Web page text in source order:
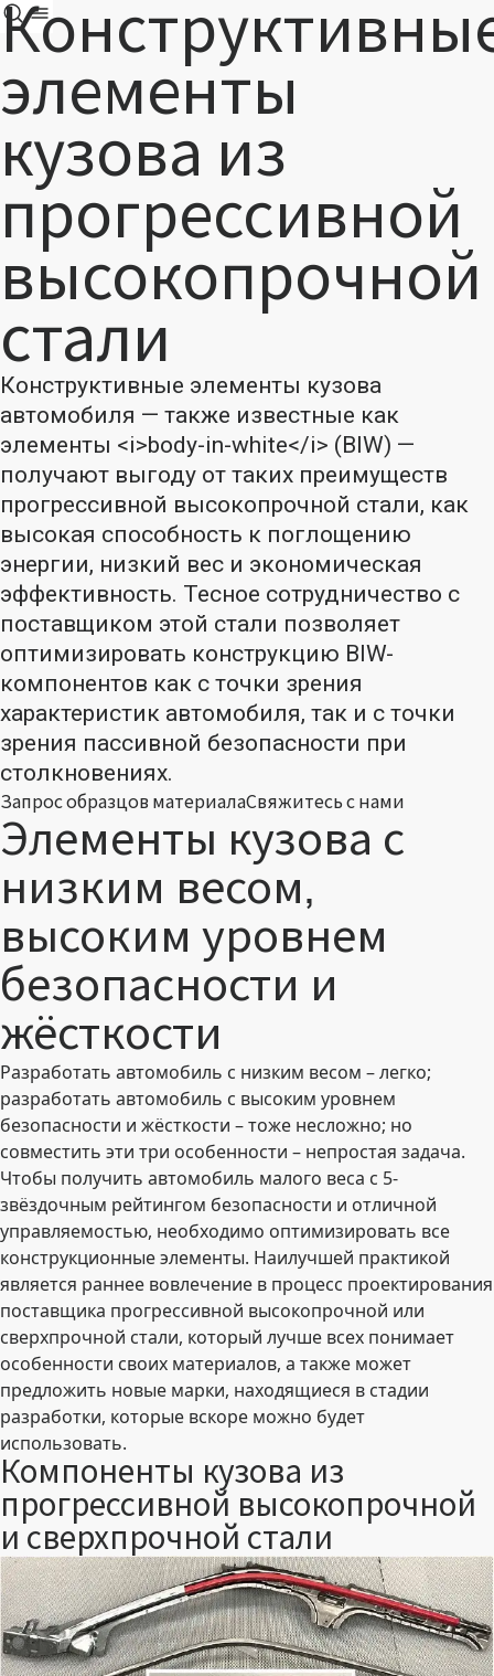
элементы
кузова из
прогрессивной
высокопрочной
стали
Конструктивные элементы кузова
автомобиля — также известные как
элементы <i>body-in-white</i> (BIW) —
получают выгоду от таких преимуществ
прогрессивной высокопрочной стали, как
высокая способность к поглощению
энергии, низкий вес и экономическая
эффективность. Тесное сотрудничество с
поставщиком этой стали позволяет
оптимизировать конструкцию BIW-
компонентов как с точки зрения
характеристик автомобиля, так и с точки
зрения пассивной безопасности при
столкновениях.
Запрос образцов материалаСвяжитесь с нами
Элементы кузова с
низким весом,
высоким уровнем
безопасности и
жёсткости
Разработать автомобиль с низким весом – легко;
разработать автомобиль с высоким уровнем
безопасности и жёсткости – тоже несложно; но
совместить эти три особенности – непростая задача.
Чтобы получить автомобиль малого веса с 5-
звёздочным рейтингом безопасности и отличной
управляемостью, необходимо оптимизировать все
конструкционные элементы. Наилучшей практикой
является раннее вовлечение в процесс проектирования
поставщика прогрессивной высокопрочной или
сверхпрочной стали, который лучше всех понимает
особенности своих материалов, а также может
предложить новые марки, находящиеся в стадии
разработки, которые вскоре можно будет
использовать.
Компоненты кузова из
прогрессивной высокопрочной
и сверхпрочной стали